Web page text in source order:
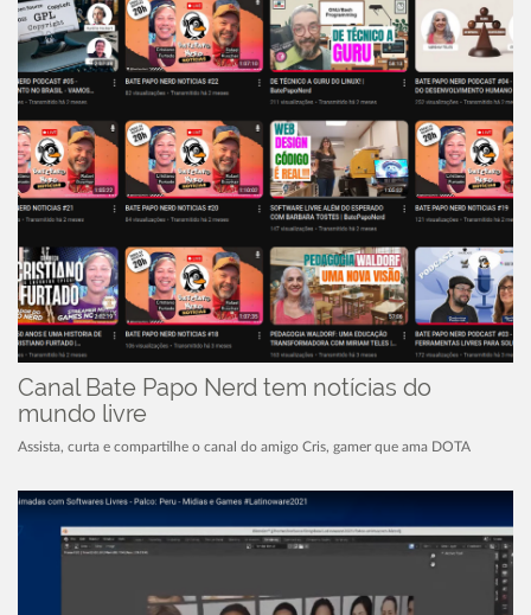
Canal Bate Papo Nerd tem notícias do
mundo livre
Assista, curta e compartilhe o canal do amigo Cris, gamer que ama DOTA